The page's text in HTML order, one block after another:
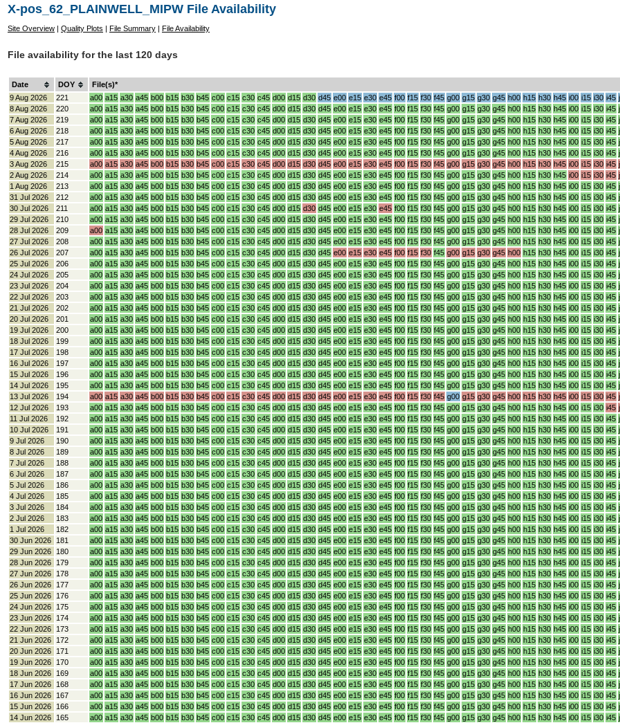
X-pos_62_PLAINWELL_MIPW File Availability
Site Overview | Quality Plots | File Summary | File Availability
File availability for the last 120 days
Date DOY
File(s)*
9 Aug 2026
221 a00 a15 a30 a45 b00 b15 b30 b45 c00 c15 c30 c45 d00 d15 d30 d45 e00 e15 e30 e45 f00 f15 f30 f45 g00 g15 g30 g45 h00 h15 h30 h45 i00 i15 i30 i45
8 Aug 2026
220 a00 a15 a30 a45 b00 b15 b30 b45 c00 c15 c30 c45 d00 d15 d30 d45 e00 e15 e30 e45 f00 f15 f30 f45 g00 g15 g30 g45 h00 h15 h30 h45 i00 i15 i30 i45
7 Aug 2026
219 a00 a15 a30 a45 b00 b15 b30 b45 c00 c15 c30 c45 d00 d15 d30 d45 e00 e15 e30 e45 f00 f15 f30 f45 g00 g15 g30 g45 h00 h15 h30 h45 i00 i15 i30 i45
6 Aug 2026
218 a00 a15 a30 a45 b00 b15 b30 b45 c00 c15 c30 c45 d00 d15 d30 d45 e00 e15 e30 e45 f00 f15 f30 f45 g00 g15 g30 g45 h00 h15 h30 h45 i00 i15 i30 i45
5 Aug 2026
217 a00 a15 a30 a45 b00 b15 b30 b45 c00 c15 c30 c45 d00 d15 d30 d45 e00 e15 e30 e45 f00 f15 f30 f45 g00 g15 g30 g45 h00 h15 h30 h45 i00 i15 i30 i45
4 Aug 2026
216 a00 a15 a30 a45 b00 b15 b30 b45 c00 c15 c30 c45 d00 d15 d30 d45 e00 e15 e30 e45 f00 f15 f30 f45 g00 g15 g30 g45 h00 h15 h30 h45 i00 i15 i30 i45
3 Aug 2026
215 a00 a15 a30 a45 b00 b15 b30 b45 c00 c15 c30 c45 d00 d15 d30 d45 e00 e15 e30 e45 f00 f15 f30 f45 g00 g15 g30 g45 h00 h15 h30 h45 i00 i15 i30 i45
2 Aug 2026
214 a00 a15 a30 a45 b00 b15 b30 b45 c00 c15 c30 c45 d00 d15 d30 d45 e00 e15 e30 e45 f00 f15 f30 f45 g00 g15 g30 g45 h00 h15 h30 h45 i00 i15 i30 i45
1 Aug 2026
213 a00 a15 a30 a45 b00 b15 b30 b45 c00 c15 c30 c45 d00 d15 d30 d45 e00 e15 e30 e45 f00 f15 f30 f45 g00 g15 g30 g45 h00 h15 h30 h45 i00 i15 i30 i45
31 Jul 2026
212 a00 a15 a30 a45 b00 b15 b30 b45 c00 c15 c30 c45 d00 d15 d30 d45 e00 e15 e30 e45 f00 f15 f30 f45 g00 g15 g30 g45 h00 h15 h30 h45 i00 i15 i30 i45
30 Jul 2026
211 a00 a15 a30 a45 b00 b15 b30 b45 c00 c15 c30 c45 d00 d15 d30 d45 e00 e15 e30 e45 f00 f15 f30 f45 g00 g15 g30 g45 h00 h15 h30 h45 i00 i15 i30 i45
29 Jul 2026
210 a00 a15 a30 a45 b00 b15 b30 b45 c00 c15 c30 c45 d00 d15 d30 d45 e00 e15 e30 e45 f00 f15 f30 f45 g00 g15 g30 g45 h00 h15 h30 h45 i00 i15 i30 i45
28 Jul 2026
209 a00 a15 a30 a45 b00 b15 b30 b45 c00 c15 c30 c45 d00 d15 d30 d45 e00 e15 e30 e45 f00 f15 f30 f45 g00 g15 g30 g45 h00 h15 h30 h45 i00 i15 i30 i45
27 Jul 2026
208 a00 a15 a30 a45 b00 b15 b30 b45 c00 c15 c30 c45 d00 d15 d30 d45 e00 e15 e30 e45 f00 f15 f30 f45 g00 g15 g30 g45 h00 h15 h30 h45 i00 i15 i30 i45
26 Jul 2026
207 a00 a15 a30 a45 b00 b15 b30 b45 c00 c15 c30 c45 d00 d15 d30 d45 e00 e15 e30 e45 f00 f15 f30 f45 g00 g15 g30 g45 h00 h15 h30 h45 i00 i15 i30 i45
25 Jul 2026
206 a00 a15 a30 a45 b00 b15 b30 b45 c00 c15 c30 c45 d00 d15 d30 d45 e00 e15 e30 e45 f00 f15 f30 f45 g00 g15 g30 g45 h00 h15 h30 h45 i00 i15 i30 i45
24 Jul 2026
205 a00 a15 a30 a45 b00 b15 b30 b45 c00 c15 c30 c45 d00 d15 d30 d45 e00 e15 e30 e45 f00 f15 f30 f45 g00 g15 g30 g45 h00 h15 h30 h45 i00 i15 i30 i45
23 Jul 2026
204 a00 a15 a30 a45 b00 b15 b30 b45 c00 c15 c30 c45 d00 d15 d30 d45 e00 e15 e30 e45 f00 f15 f30 f45 g00 g15 g30 g45 h00 h15 h30 h45 i00 i15 i30 i45
22 Jul 2026
203 a00 a15 a30 a45 b00 b15 b30 b45 c00 c15 c30 c45 d00 d15 d30 d45 e00 e15 e30 e45 f00 f15 f30 f45 g00 g15 g30 g45 h00 h15 h30 h45 i00 i15 i30 i45
21 Jul 2026
202 a00 a15 a30 a45 b00 b15 b30 b45 c00 c15 c30 c45 d00 d15 d30 d45 e00 e15 e30 e45 f00 f15 f30 f45 g00 g15 g30 g45 h00 h15 h30 h45 i00 i15 i30 i45
20 Jul 2026
201 a00 a15 a30 a45 b00 b15 b30 b45 c00 c15 c30 c45 d00 d15 d30 d45 e00 e15 e30 e45 f00 f15 f30 f45 g00 g15 g30 g45 h00 h15 h30 h45 i00 i15 i30 i45
19 Jul 2026
200 a00 a15 a30 a45 b00 b15 b30 b45 c00 c15 c30 c45 d00 d15 d30 d45 e00 e15 e30 e45 f00 f15 f30 f45 g00 g15 g30 g45 h00 h15 h30 h45 i00 i15 i30 i45
18 Jul 2026
199 a00 a15 a30 a45 b00 b15 b30 b45 c00 c15 c30 c45 d00 d15 d30 d45 e00 e15 e30 e45 f00 f15 f30 f45 g00 g15 g30 g45 h00 h15 h30 h45 i00 i15 i30 i45
17 Jul 2026
198 a00 a15 a30 a45 b00 b15 b30 b45 c00 c15 c30 c45 d00 d15 d30 d45 e00 e15 e30 e45 f00 f15 f30 f45 g00 g15 g30 g45 h00 h15 h30 h45 i00 i15 i30 i45
16 Jul 2026
197 a00 a15 a30 a45 b00 b15 b30 b45 c00 c15 c30 c45 d00 d15 d30 d45 e00 e15 e30 e45 f00 f15 f30 f45 g00 g15 g30 g45 h00 h15 h30 h45 i00 i15 i30 i45
15 Jul 2026
196 a00 a15 a30 a45 b00 b15 b30 b45 c00 c15 c30 c45 d00 d15 d30 d45 e00 e15 e30 e45 f00 f15 f30 f45 g00 g15 g30 g45 h00 h15 h30 h45 i00 i15 i30 i45
14 Jul 2026
195 a00 a15 a30 a45 b00 b15 b30 b45 c00 c15 c30 c45 d00 d15 d30 d45 e00 e15 e30 e45 f00 f15 f30 f45 g00 g15 g30 g45 h00 h15 h30 h45 i00 i15 i30 i45
13 Jul 2026
194 a00 a15 a30 a45 b00 b15 b30 b45 c00 c15 c30 c45 d00 d15 d30 d45 e00 e15 e30 e45 f00 f15 f30 f45 g00 g15 g30 g45 h00 h15 h30 h45 i00 i15 i30 i45
12 Jul 2026
193 a00 a15 a30 a45 b00 b15 b30 b45 c00 c15 c30 c45 d00 d15 d30 d45 e00 e15 e30 e45 f00 f15 f30 f45 g00 g15 g30 g45 h00 h15 h30 h45 i00 i15 i30 i45
11 Jul 2026
192 a00 a15 a30 a45 b00 b15 b30 b45 c00 c15 c30 c45 d00 d15 d30 d45 e00 e15 e30 e45 f00 f15 f30 f45 g00 g15 g30 g45 h00 h15 h30 h45 i00 i15 i30 i45
10 Jul 2026
191 a00 a15 a30 a45 b00 b15 b30 b45 c00 c15 c30 c45 d00 d15 d30 d45 e00 e15 e30 e45 f00 f15 f30 f45 g00 g15 g30 g45 h00 h15 h30 h45 i00 i15 i30 i45
9 Jul 2026
190 a00 a15 a30 a45 b00 b15 b30 b45 c00 c15 c30 c45 d00 d15 d30 d45 e00 e15 e30 e45 f00 f15 f30 f45 g00 g15 g30 g45 h00 h15 h30 h45 i00 i15 i30 i45
8 Jul 2026
189 a00 a15 a30 a45 b00 b15 b30 b45 c00 c15 c30 c45 d00 d15 d30 d45 e00 e15 e30 e45 f00 f15 f30 f45 g00 g15 g30 g45 h00 h15 h30 h45 i00 i15 i30 i45
7 Jul 2026
188 a00 a15 a30 a45 b00 b15 b30 b45 c00 c15 c30 c45 d00 d15 d30 d45 e00 e15 e30 e45 f00 f15 f30 f45 g00 g15 g30 g45 h00 h15 h30 h45 i00 i15 i30 i45
6 Jul 2026
187 a00 a15 a30 a45 b00 b15 b30 b45 c00 c15 c30 c45 d00 d15 d30 d45 e00 e15 e30 e45 f00 f15 f30 f45 g00 g15 g30 g45 h00 h15 h30 h45 i00 i15 i30 i45
5 Jul 2026
186 a00 a15 a30 a45 b00 b15 b30 b45 c00 c15 c30 c45 d00 d15 d30 d45 e00 e15 e30 e45 f00 f15 f30 f45 g00 g15 g30 g45 h00 h15 h30 h45 i00 i15 i30 i45
4 Jul 2026
185 a00 a15 a30 a45 b00 b15 b30 b45 c00 c15 c30 c45 d00 d15 d30 d45 e00 e15 e30 e45 f00 f15 f30 f45 g00 g15 g30 g45 h00 h15 h30 h45 i00 i15 i30 i45
3 Jul 2026
184 a00 a15 a30 a45 b00 b15 b30 b45 c00 c15 c30 c45 d00 d15 d30 d45 e00 e15 e30 e45 f00 f15 f30 f45 g00 g15 g30 g45 h00 h15 h30 h45 i00 i15 i30 i45
2 Jul 2026
183 a00 a15 a30 a45 b00 b15 b30 b45 c00 c15 c30 c45 d00 d15 d30 d45 e00 e15 e30 e45 f00 f15 f30 f45 g00 g15 g30 g45 h00 h15 h30 h45 i00 i15 i30 i45
1 Jul 2026
182 a00 a15 a30 a45 b00 b15 b30 b45 c00 c15 c30 c45 d00 d15 d30 d45 e00 e15 e30 e45 f00 f15 f30 f45 g00 g15 g30 g45 h00 h15 h30 h45 i00 i15 i30 i45
30 Jun 2026
181 a00 a15 a30 a45 b00 b15 b30 b45 c00 c15 c30 c45 d00 d15 d30 d45 e00 e15 e30 e45 f00 f15 f30 f45 g00 g15 g30 g45 h00 h15 h30 h45 i00 i15 i30 i45
29 Jun 2026
180 a00 a15 a30 a45 b00 b15 b30 b45 c00 c15 c30 c45 d00 d15 d30 d45 e00 e15 e30 e45 f00 f15 f30 f45 g00 g15 g30 g45 h00 h15 h30 h45 i00 i15 i30 i45
28 Jun 2026
179 a00 a15 a30 a45 b00 b15 b30 b45 c00 c15 c30 c45 d00 d15 d30 d45 e00 e15 e30 e45 f00 f15 f30 f45 g00 g15 g30 g45 h00 h15 h30 h45 i00 i15 i30 i45
27 Jun 2026
178 a00 a15 a30 a45 b00 b15 b30 b45 c00 c15 c30 c45 d00 d15 d30 d45 e00 e15 e30 e45 f00 f15 f30 f45 g00 g15 g30 g45 h00 h15 h30 h45 i00 i15 i30 i45
26 Jun 2026
177 a00 a15 a30 a45 b00 b15 b30 b45 c00 c15 c30 c45 d00 d15 d30 d45 e00 e15 e30 e45 f00 f15 f30 f45 g00 g15 g30 g45 h00 h15 h30 h45 i00 i15 i30 i45
25 Jun 2026
176 a00 a15 a30 a45 b00 b15 b30 b45 c00 c15 c30 c45 d00 d15 d30 d45 e00 e15 e30 e45 f00 f15 f30 f45 g00 g15 g30 g45 h00 h15 h30 h45 i00 i15 i30 i45
24 Jun 2026
175 a00 a15 a30 a45 b00 b15 b30 b45 c00 c15 c30 c45 d00 d15 d30 d45 e00 e15 e30 e45 f00 f15 f30 f45 g00 g15 g30 g45 h00 h15 h30 h45 i00 i15 i30 i45
23 Jun 2026
174 a00 a15 a30 a45 b00 b15 b30 b45 c00 c15 c30 c45 d00 d15 d30 d45 e00 e15 e30 e45 f00 f15 f30 f45 g00 g15 g30 g45 h00 h15 h30 h45 i00 i15 i30 i45
22 Jun 2026
173 a00 a15 a30 a45 b00 b15 b30 b45 c00 c15 c30 c45 d00 d15 d30 d45 e00 e15 e30 e45 f00 f15 f30 f45 g00 g15 g30 g45 h00 h15 h30 h45 i00 i15 i30 i45
21 Jun 2026
172 a00 a15 a30 a45 b00 b15 b30 b45 c00 c15 c30 c45 d00 d15 d30 d45 e00 e15 e30 e45 f00 f15 f30 f45 g00 g15 g30 g45 h00 h15 h30 h45 i00 i15 i30 i45
20 Jun 2026
171 a00 a15 a30 a45 b00 b15 b30 b45 c00 c15 c30 c45 d00 d15 d30 d45 e00 e15 e30 e45 f00 f15 f30 f45 g00 g15 g30 g45 h00 h15 h30 h45 i00 i15 i30 i45
19 Jun 2026
170 a00 a15 a30 a45 b00 b15 b30 b45 c00 c15 c30 c45 d00 d15 d30 d45 e00 e15 e30 e45 f00 f15 f30 f45 g00 g15 g30 g45 h00 h15 h30 h45 i00 i15 i30 i45
18 Jun 2026
169 a00 a15 a30 a45 b00 b15 b30 b45 c00 c15 c30 c45 d00 d15 d30 d45 e00 e15 e30 e45 f00 f15 f30 f45 g00 g15 g30 g45 h00 h15 h30 h45 i00 i15 i30 i45
17 Jun 2026
168 a00 a15 a30 a45 b00 b15 b30 b45 c00 c15 c30 c45 d00 d15 d30 d45 e00 e15 e30 e45 f00 f15 f30 f45 g00 g15 g30 g45 h00 h15 h30 h45 i00 i15 i30 i45
16 Jun 2026
167 a00 a15 a30 a45 b00 b15 b30 b45 c00 c15 c30 c45 d00 d15 d30 d45 e00 e15 e30 e45 f00 f15 f30 f45 g00 g15 g30 g45 h00 h15 h30 h45 i00 i15 i30 i45
15 Jun 2026
166 a00 a15 a30 a45 b00 b15 b30 b45 c00 c15 c30 c45 d00 d15 d30 d45 e00 e15 e30 e45 f00 f15 f30 f45 g00 g15 g30 g45 h00 h15 h30 h45 i00 i15 i30 i45
14 Jun 2026
165 a00 a15 a30 a45 b00 b15 b30 b45 c00 c15 c30 c45 d00 d15 d30 d45 e00 e15 e30 e45 f00 f15 f30 f45 g00 g15 g30 g45 h00 h15 h30 h45 i00 i15 i30 i45